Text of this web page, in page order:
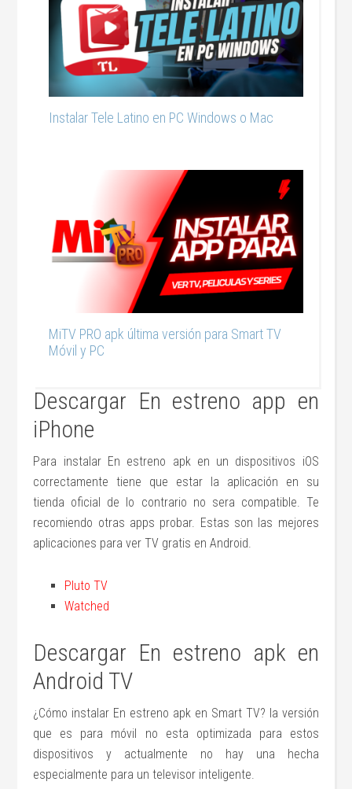
Instalar Tele Latino en PC Windows o Mac
MiTV PRO apk última versión para Smart TV
Móvil y PC
Descargar En estreno app en
iPhone
Para instalar En estreno apk en un dispositivos iOS
correctamente tiene que estar la aplicación en su
tienda oficial de lo contrario no sera compatible. Te
recomiendo otras apps probar. Estas son las mejores
aplicaciones para ver TV gratis en Android.
Pluto TV
Watched
Descargar En estreno apk en
Android TV
¿Cómo instalar En estreno apk en Smart TV? la versión
que es para móvil no esta optimizada para estos
dispositivos y actualmente no hay una hecha
especialmente para un televisor inteligente.